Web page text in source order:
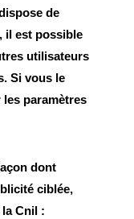
de
il est possible
utilisateurs
Si vous le
paramètres
dont
ciblée,
Cnil :